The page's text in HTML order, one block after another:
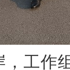
，工作